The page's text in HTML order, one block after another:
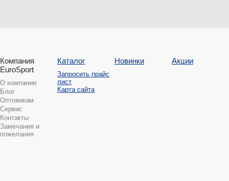
Компания
EuroSport
О компании
Блог
Оптовикам
Сервис
Контакты
Замечания и
пожелания
Каталог
Запросить прайс
лист
Карта сайта
Новинки Акции